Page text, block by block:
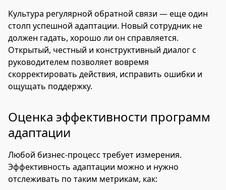
Культура регулярной обратной связи — еще один
столп успешной адаптации. Новый сотрудник не
должен гадать, хорошо ли он справляется.
Открытый, честный и конструктивный диалог с
руководителем позволяет вовремя
скорректировать действия, исправить ошибки и
ощущать поддержку.
Оценка эффективности программ
адаптации
Любой бизнес-процесс требует измерения.
Эффективность адаптации можно и нужно
отслеживать по таким метрикам, как: